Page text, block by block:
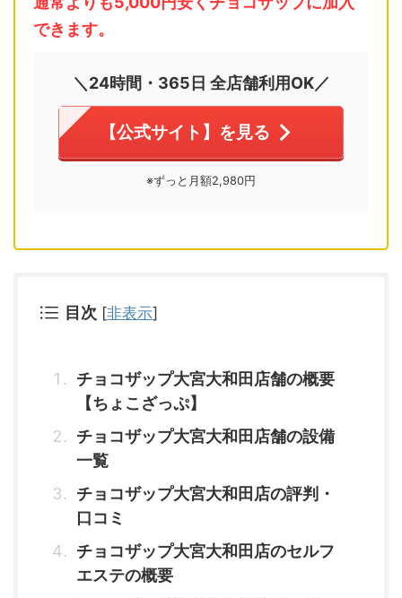
できます。
＼24時間・365日 全店舗利用OK／
【公式サイト】を見る
※ずっと月額2,980円
目次 [非表示]
チョコザップ大宮大和田店舗の概要
【ちょこざっぷ】
チョコザップ大宮大和田店舗の設備
一覧
チョコザップ大宮大和田店の評判・
口コミ
チョコザップ大宮大和田店のセルフ
エステの概要